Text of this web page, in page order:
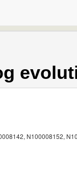
N100008152,